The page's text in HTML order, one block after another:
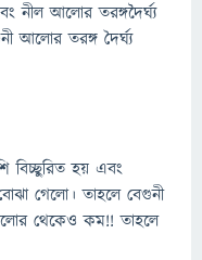
নীল আলোর তরঙ্গদৈর্ঘ্য
তরঙ্গ দৈর্ঘ্য
বিচ্ছুরিত হয় এবং
গেলো। তাহলে বেগুনী
থেকেও কম!! তাহলে